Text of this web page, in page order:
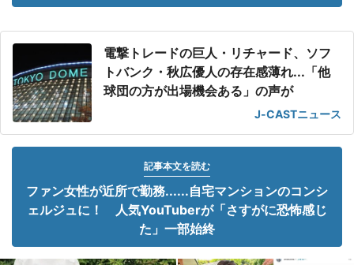
電撃トレードの巨人・リチャード、ソフ
トバンク・秋広優人の存在感薄れ...「他
球団の方が出場機会ある」の声が
J-CASTニュース
記事本文を読む
ファン女性が近所で勤務......自宅マンションのコンシ
ェルジュに！ 人気YouTuberが「さすがに恐怖感じ
た」一部始終